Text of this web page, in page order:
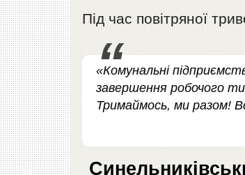
Під час повітряної
«Комунальні
завершення робочого
Тримаймось, ми разом!